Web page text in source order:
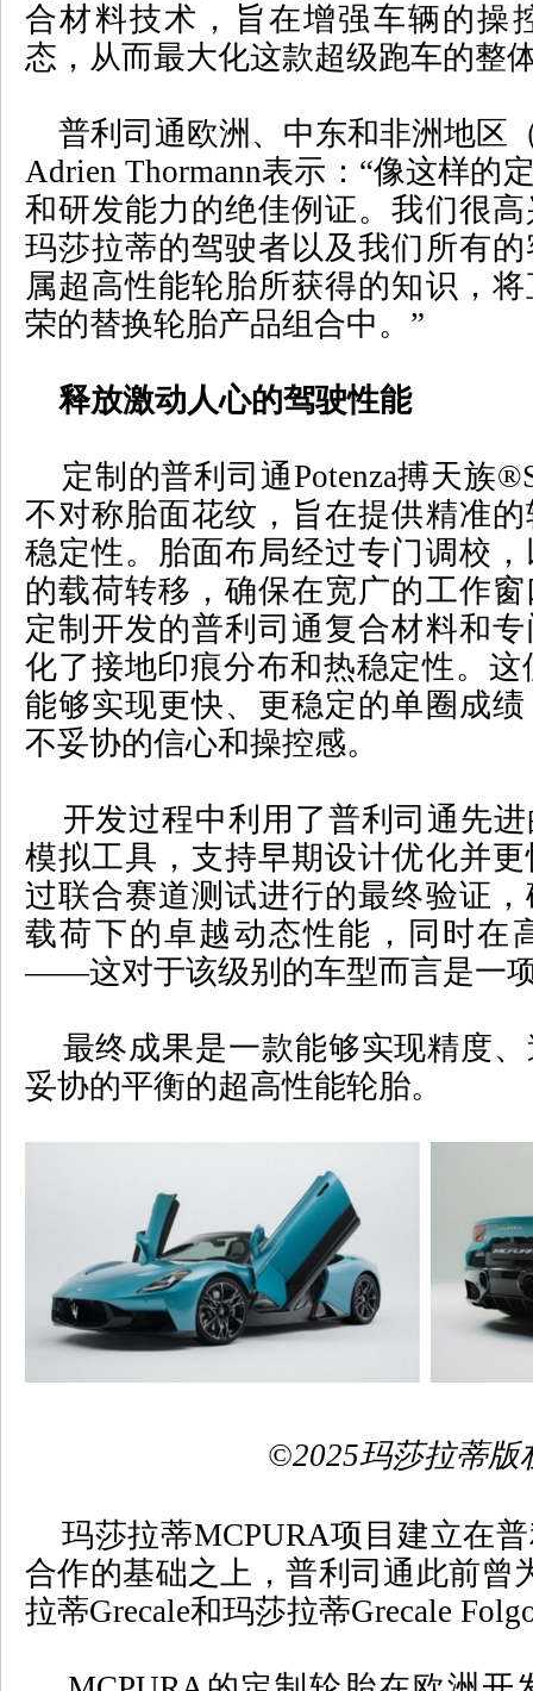
合材料技术，旨在增强车辆的操
态，从而最大化这款超级跑车的整
普利司通欧洲、中东和非洲地区
Adrien Thormann表示： “像这样的
和研发能力的绝佳例证。我们很
玛莎拉蒂的驾驶者以及我们所有
属超高性能轮胎所获得的知识，
荣的替换轮胎产品组合中。 ”
释放激动人心的驾驶性能
定制的普利司通Potenza搏天族
不对称胎面花纹，旨在提供精准
稳定性。胎面布局经过专门调校
的载荷转移，确保在宽广的工作
定制开发的普利司通复合材料和
化了接地印痕分布和热稳定性。
能够实现更快、更稳定的单圈成
不妥协的信心和操控感。
开发过程中利用了普利司通先进
模拟工具，支持早期设计优化并
过联合赛道测试进行的最终验证
载荷下的卓越动态性能，同时在
——这对于该级别的车型而言是一
最终成果是一款能够实现精度、
妥协的平衡的超高性能轮胎。
©2025玛莎拉蒂版
玛莎拉蒂MCPURA项目建立在
合作的基础之上 ，普利司通此前曾
拉蒂Grecale和玛莎拉蒂Grecale